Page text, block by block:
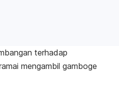
terhadap
mengambil gamboge